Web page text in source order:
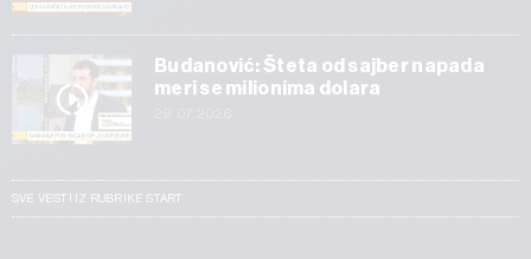
Budanović: Šteta od sajber napada
meri se milionima dolara
SVE VESTI IZ RUBRIKE START